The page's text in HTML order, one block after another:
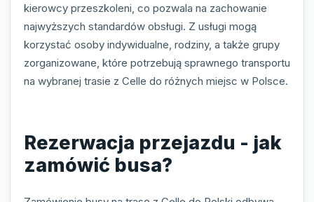
kierowcy przeszkoleni, co pozwala na zachowanie
najwyższych standardów obsługi. Z usługi mogą
korzystać osoby indywidualne, rodziny, a także grupy
zorganizowane, które potrzebują sprawnego transportu
na wybranej trasie z Celle do różnych miejsc w Polsce.
Rezerwacja przejazdu - jak
zamówić busa?